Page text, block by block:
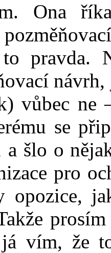
Ona
pravda.
vůbec
se
šlo o
pro
opozice,
vím, že